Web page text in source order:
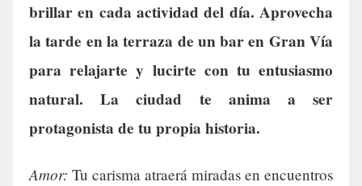
brillar en cada actividad del día. Aprovecha
la tarde en la terraza de un bar en Gran Vía
para relajarte y lucirte con tu entusiasmo
natural. La ciudad te anima a ser
protagonista de tu propia historia.
Amor: Tu carisma atraerá miradas en encuentros